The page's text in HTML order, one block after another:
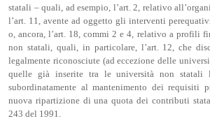
statali – quali, ad esempio, l’art. 2, relativo
l’art. 11, avente ad oggetto gli interventi
o, ancora, l’art. 18, commi 2 e 4, relativo a profili
non statali, quali, in particolare, l’art. 12, che
legalmente riconosciute (ad eccezione delle
quelle già inserite tra le università non statali
subordinatamente al mantenimento dei requisiti
nuova ripartizione di una quota dei contributi
243 del 1991.